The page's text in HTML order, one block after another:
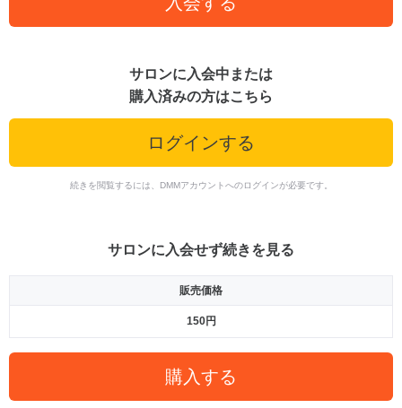
サロンに入会中または
購入済みの方はこちら
ログインする
続きを閲覧するには、DMMアカウントへのログインが必要です。
サロンに入会せず続きを見る
販売価格
150円
購入する